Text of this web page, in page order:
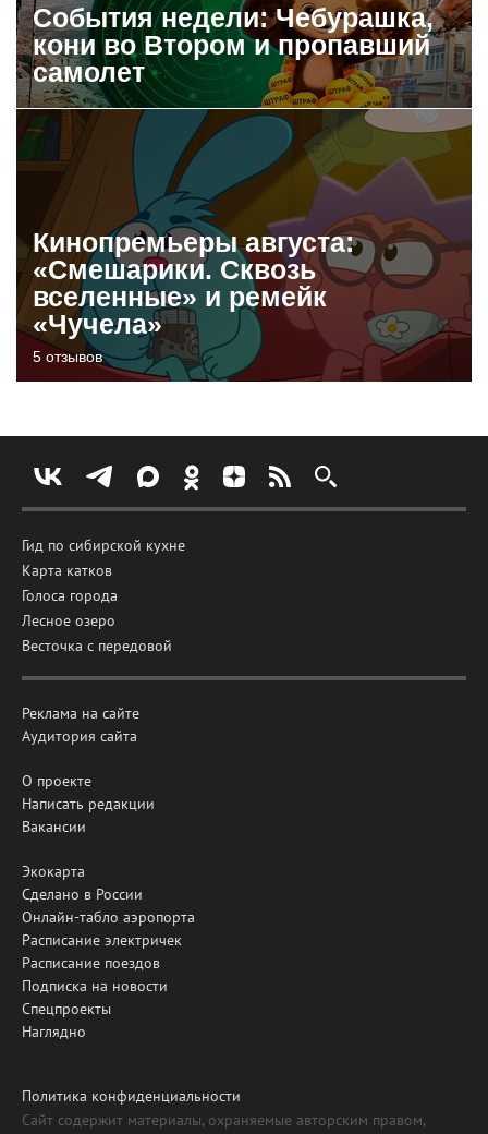
События недели: Чебурашка,
кони во Втором и пропавший
самолет
Кинопремьеры августа:
«Смешарики. Сквозь
вселенные» и ремейк
«Чучела»
5 отзывов
Гид по сибирской кухне
Карта катков
Голоса города
Лесное озеро
Весточка с передовой
Реклама на сайте
Аудитория сайта
О проекте
Написать редакции
Вакансии
Экокарта
Сделано в России
Онлайн-табло аэропорта
Расписание электричек
Расписание поездов
Подписка на новости
Спецпроекты
Наглядно
Политика конфиденциальности
Сайт содержит материалы, охраняемые авторским правом,